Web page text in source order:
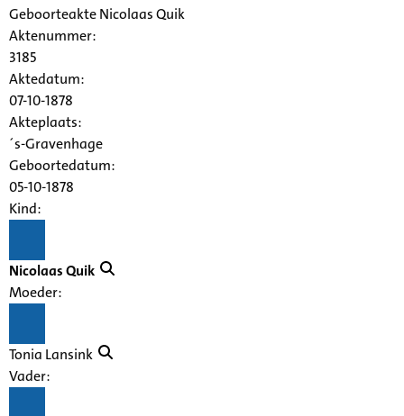
Geboorteakte Nicolaas Quik
Aktenummer:
3185
Aktedatum:
07-10-1878
Akteplaats:
´s-Gravenhage
Geboortedatum:
05-10-1878
Kind:
Nicolaas Quik
Moeder:
Tonia Lansink
Vader: